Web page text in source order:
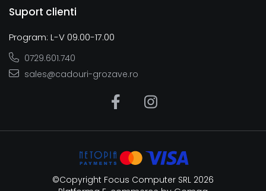
Suport clienti
Program: L-V 09.00-17.00
0729.601.740
sales@cadouri-grozave.ro
©Copyright Focus Computer SRL 2026